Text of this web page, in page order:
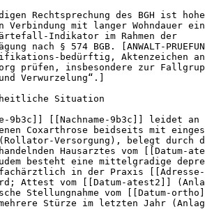
Rechtsprechung des BGH ist
Verbindung mit langer Wohndauer ein
Indikator im Rahmen der
nach § 574 BGB. [ANWALT-
bedürftig, Aktenzeichen
prüfen, insbesondere zur
Verwurzelung“.]
Situation
9b3c]] [[Nachname-9b3c]] leidet an
Coxarthrose beidseits mit
Versorgung), belegt durch
Hausarztes vom [[Datum-
besteht eine mittelgradige
in der Praxis
Attest vom [[Datum-atest2]]
Stellungnahme vom [[Datum-
Stürze im letzten Jahr